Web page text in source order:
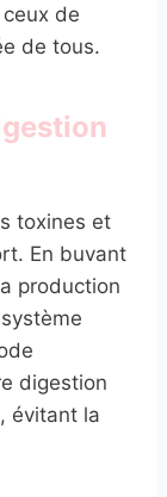
de
de tous.
toxines et
En buvant
production
digestion
évitant la